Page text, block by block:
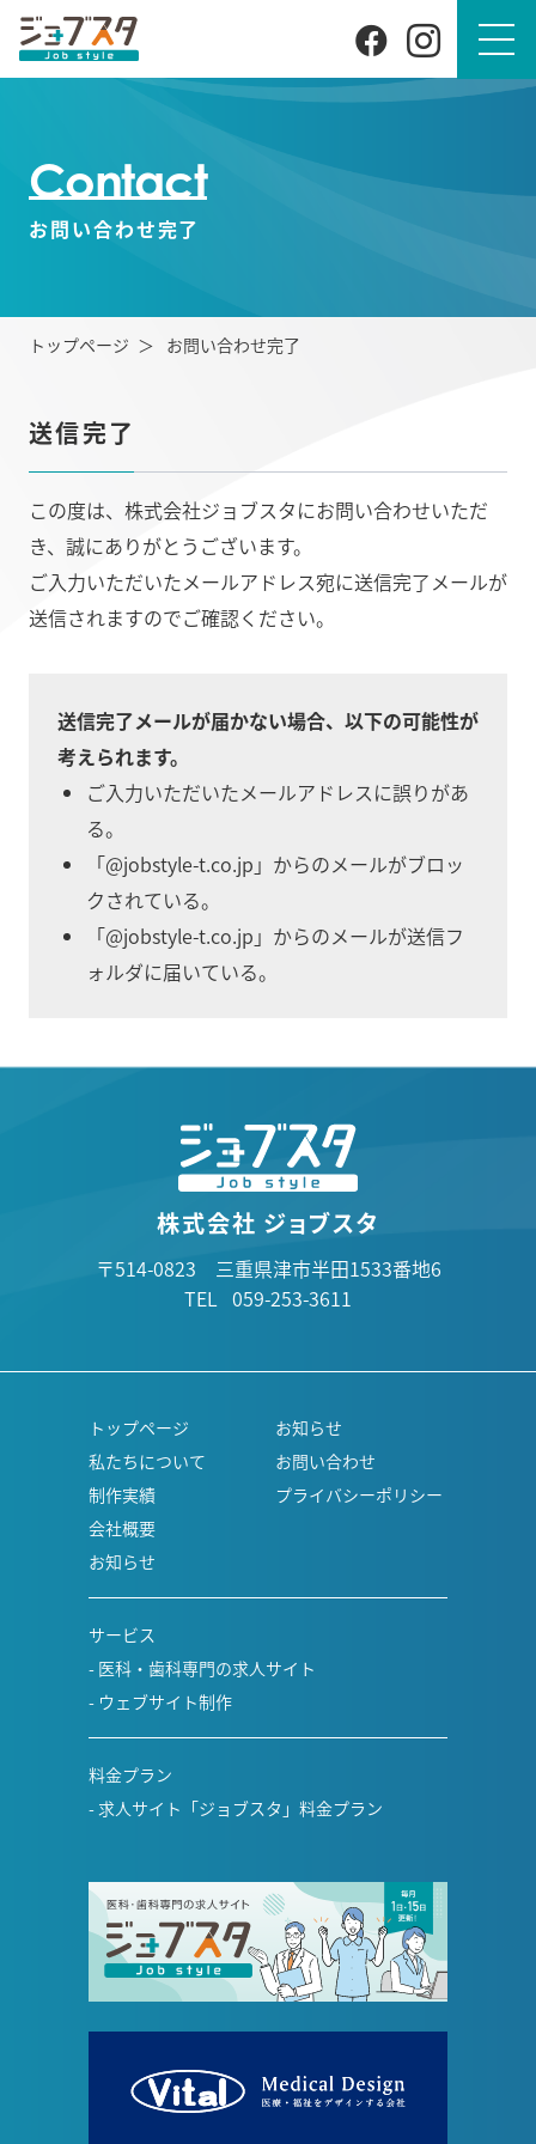
Contact
お問い合わせ完了
トップページ お問い合わせ完了
送信完了
この度は、株式会社ジョブスタにお問い合わせいただ
き、誠にありがとうございます。
ご入力いただいたメールアドレス宛に送信完了メールが
送信されますのでご確認ください。
送信完了メールが届かない場合、以下の可能性が
考えられます。
ご入力いただいたメールアドレスに誤りがあ
る。
「@jobstyle-t.co.jp」からのメールがブロッ
クされている。
「@jobstyle-t.co.jp」からのメールが送信フ
ォルダに届いている。
株式会社 ジョブスタ
〒514-0823 三重県津市半田1533番地6
TEL 059-253-3611
トップページ
私たちについて
制作実績
会社概要
お知らせ
サービス
医科・歯科専門の求人サイト
ウェブサイト制作
料金プラン
求人サイト「ジョブスタ」料金プラン
お知らせ
お問い合わせ
プライバシーポリシー